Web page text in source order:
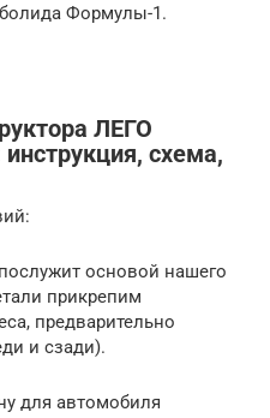
Формулы-1.
ЛЕГО
схема,
основой нашего
прикрепим
предварительно
и сзади).
для автомобиля